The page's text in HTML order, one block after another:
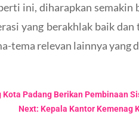
ini, diharapkan
yang berakhlak baik
tema relevan lainnya yang
Padang Berikan Pembinaan
Next: Kepala Kantor Kemenag